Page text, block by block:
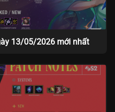
13/05/2026 mới nhất